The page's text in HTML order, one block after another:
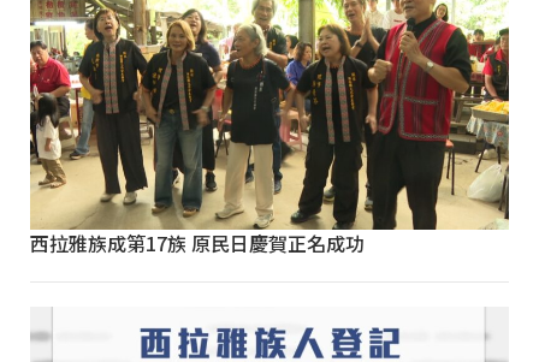
西拉雅族成第17族 原民日慶賀正名成功